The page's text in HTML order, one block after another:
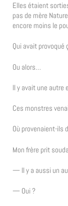
Elles étaient
pas de mère
encore moins le
Qui avait provoqué
Ou alors…
Il y avait une autre
Ces monstres
Où provenaient-ils
Mon frère prit
— Il y a aussi un
— Oui ?